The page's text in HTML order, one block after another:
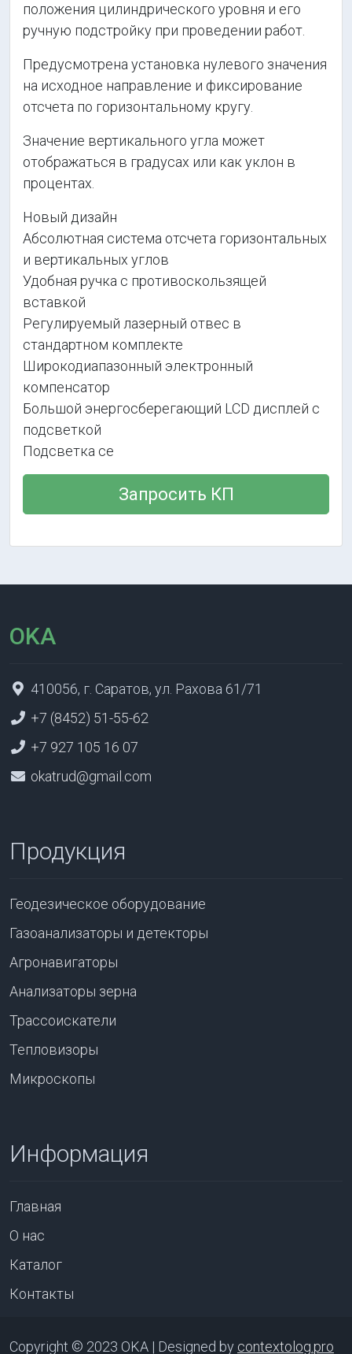
положения цилиндрического уровня и его
ручную подстройку при проведении работ.
Предусмотрена установка нулевого значения
на исходное направление и фиксирование
отсчета по горизонтальному кругу.
Значение вертикального угла может
отображаться в градусах или как уклон в
процентах.
Новый дизайн
Абсолютная система отсчета горизонтальных
и вертикальных углов
Удобная ручка с противоскользящей
вставкой
Регулируемый лазерный отвес в
стандартном комплекте
Широкодиапазонный электронный
компенсатор
Большой энергосберегающий LCD дисплей с
подсветкой
Подсветка се
Запросить КП
OKA
410056, г. Саратов, ул. Рахова 61/71
+7 (8452) 51-55-62
+7 927 105 16 07
okatrud@gmail.com
Продукция
Геодезическое оборудование
Газоанализаторы и детекторы
Агронавигаторы
Анализаторы зерна
Трассоискатели
Тепловизоры
Микроскопы
Информация
Главная
О нас
Каталог
Контакты
Copyright © 2023 OKA | Designed by contextolog.pro